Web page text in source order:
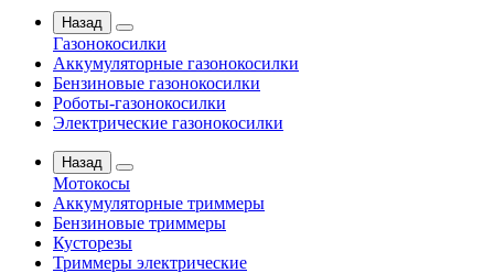
Назад
Газонокосилки
Аккумуляторные газонокосилки
Бензиновые газонокосилки
Роботы-газонокосилки
Электрические газонокосилки
Назад
Мотокосы
Аккумуляторные триммеры
Бензиновые триммеры
Кусторезы
Триммеры электрические